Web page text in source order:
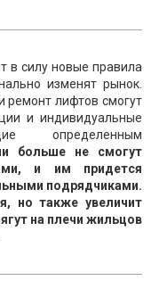
в силу новые правила
изменят рынок.
ремонт лифтов смогут
и индивидуальные
определенным
больше не смогут
и им придется
подрядчиками.
но также увеличит
на плечи жильцов